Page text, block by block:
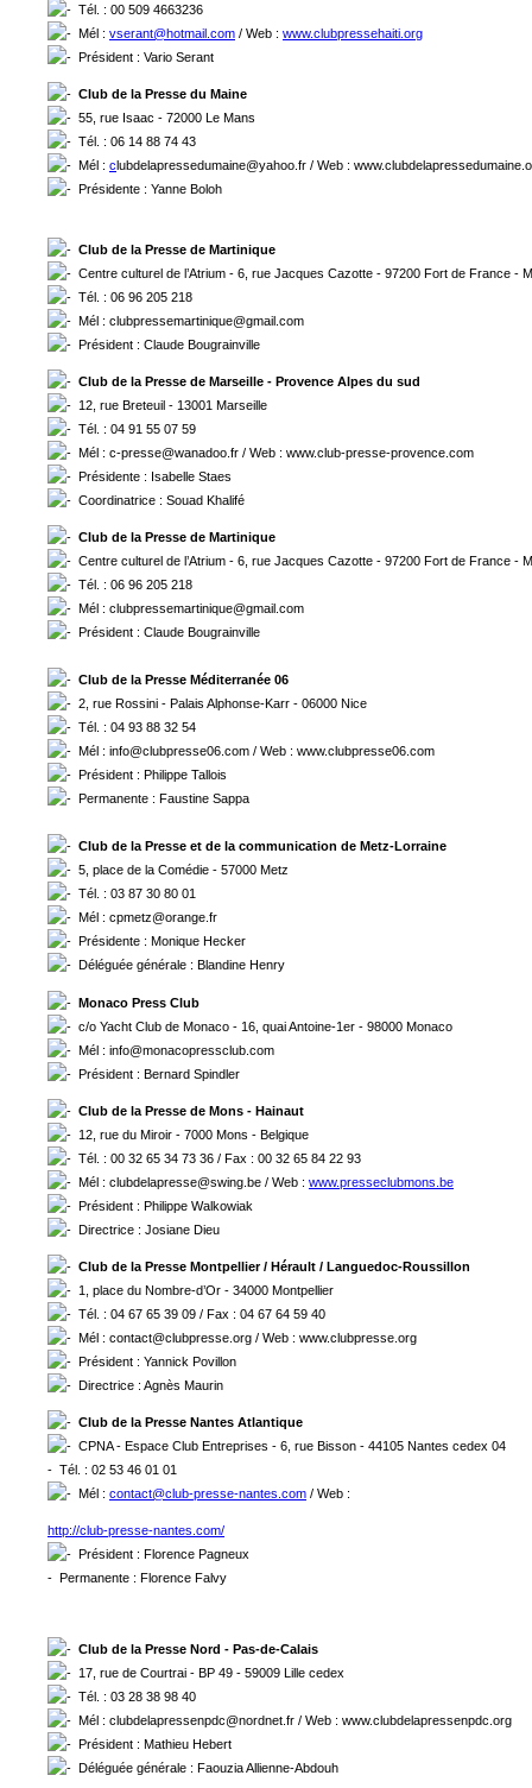
Tél. : 00 509 4663236
Mél : vserant@hotmail.com / Web : www.clubpressehaiti.org
Président : Vario Serant
Club de la Presse du Maine
55, rue Isaac - 72000 Le Mans
Tél. : 06 14 88 74 43
Mél : clubdelapressedumaine@yahoo.fr / Web :
Présidente : Yanne Boloh
Club de la Presse de Martinique
Centre culturel de l’Atrium - 6, rue Jacques Cazotte - 97200 Fort de France -
Tél. : 06 96 205 218
Mél : clubpressemartinique@gmail.com
Président : Claude Bougrainville
Club de la Presse de Marseille - Provence Alpes du sud
12, rue Breteuil - 13001 Marseille
Tél. : 04 91 55 07 59
Mél : c-presse@wanadoo.fr / Web : www.club-presse-provence.com
Présidente : Isabelle Staes
Coordinatrice : Souad Khalifé
Club de la Presse de Martinique
Centre culturel de l’Atrium - 6, rue Jacques Cazotte - 97200 Fort de France -
Tél. : 06 96 205 218
Mél : clubpressemartinique@gmail.com
Président : Claude Bougrainville
Club de la Presse Méditerranée 06
2, rue Rossini - Palais Alphonse-Karr - 06000 Nice
Tél. : 04 93 88 32 54
Mél : info@clubpresse06.com / Web : www.clubpresse06.com
Président : Philippe Tallois
Permanente : Faustine Sappa
Club de la Presse et de la communication de Metz-Lorraine
5, place de la Comédie - 57000 Metz
Tél. : 03 87 30 80 01
Mél : cpmetz@orange.fr
Présidente : Monique Hecker
Déléguée générale : Blandine Henry
Monaco Press Club
c/o Yacht Club de Monaco - 16, quai Antoine-1er - 98000 Monaco
Mél : info@monacopressclub.com
Président : Bernard Spindler
Club de la Presse de Mons - Hainaut
12, rue du Miroir - 7000 Mons - Belgique
Tél. : 00 32 65 34 73 36 / Fax : 00 32 65 84 22 93
Mél : clubdelapresse@swing.be / Web : www.presseclubmons.be
Président : Philippe Walkowiak
Directrice : Josiane Dieu
Club de la Presse Montpellier / Hérault / Languedoc-Roussillon
1, place du Nombre-d’Or - 34000 Montpellier
Tél. : 04 67 65 39 09 / Fax : 04 67 64 59 40
Mél : contact@clubpresse.org / Web : www.clubpresse.org
Président : Yannick Povillon
Directrice : Agnès Maurin
Club de la Presse Nantes Atlantique
CPNA - Espace Club Entreprises - 6, rue Bisson - 44105 Nantes cedex 04
- Tél. : 02 53 46 01 01
Mél : contact@club-presse-nantes.com / Web :
http://club-presse-nantes.com/
Président : Florence Pagneux
- Permanente : Florence Falvy
Club de la Presse Nord - Pas-de-Calais
17, rue de Courtrai - BP 49 - 59009 Lille cedex
Tél. : 03 28 38 98 40
Mél : clubdelapressenpdc@nordnet.fr / Web : www.clubdelapressenpdc.org
Président : Mathieu Hebert
Déléguée générale : Faouzia Allienne-Abdouh